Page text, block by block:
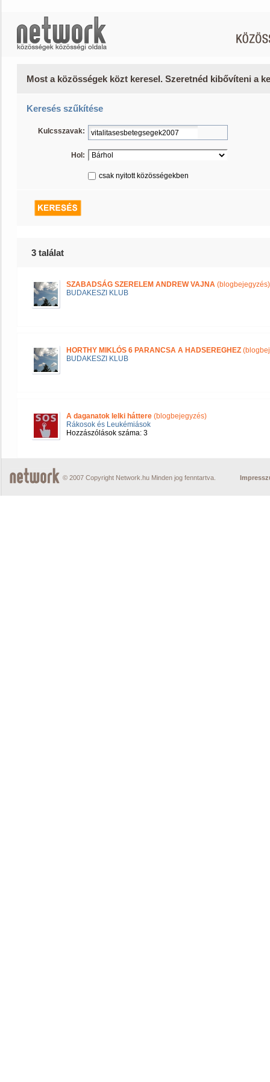
Most a közösségek közt keresel. Szeretnéd kibővíteni a
Keresés szűkítése
Kulcsszavak:
Hol:
csak nyitott közösségekben
3 találat
SZABADSÁG SZERELEM ANDREW VAJNA (blogbejegyzés)
BUDAKESZI KLUB
HORTHY MIKLÓS 6 PARANCSA A HADSEREGHEZ
BUDAKESZI KLUB
A daganatok lelki háttere (blogbejegyzés)
Rákosok és Leukémiások
Hozzászólások száma: 3
© 2007 Copyright Network.hu Minden jog fenntartva.